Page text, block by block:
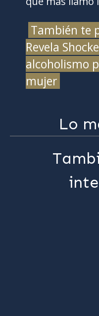
También te
Revela
alcoholismo
mujer
Lo